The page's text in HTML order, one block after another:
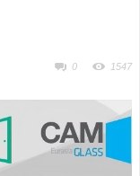
0 1547